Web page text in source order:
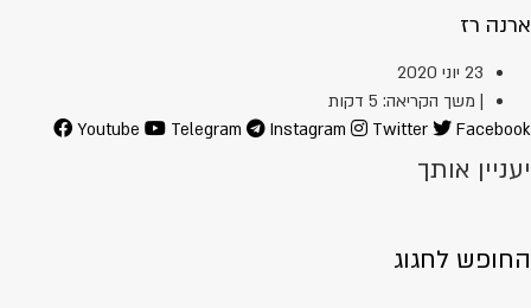
ארנה רז
23 יוני 2020
| משך הקריאה: 5 דקות
Youtube
Telegram Instagram Twitter Facebook
יעניין אותך
החופש לחגוג